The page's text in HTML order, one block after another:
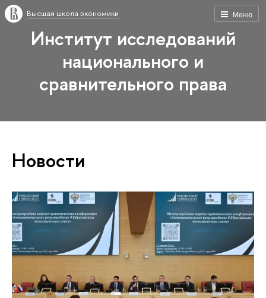
Меню
Высшая школа экономики
Институт исследований
национального и
сравнительного права
Новости